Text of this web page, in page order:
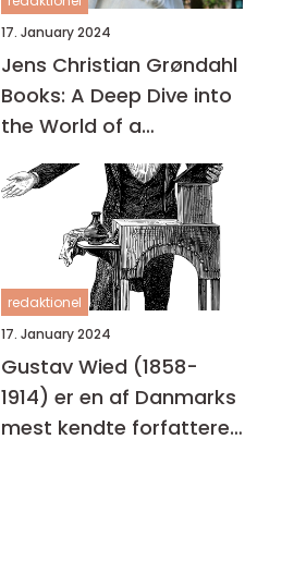
17. January 2024
Jens Christian Grøndahl
Books: A Deep Dive into
the World of a
Renowned Author
redaktionel
17. January 2024
Gustav Wied (1858-
1914) er en af Danmarks
mest kendte forfattere